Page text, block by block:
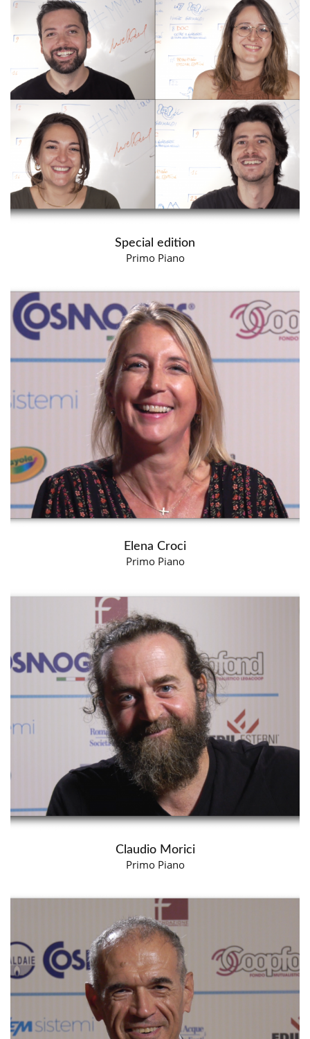
Special edition
Primo Piano
Elena Croci
Primo Piano
Claudio Morici
Primo Piano